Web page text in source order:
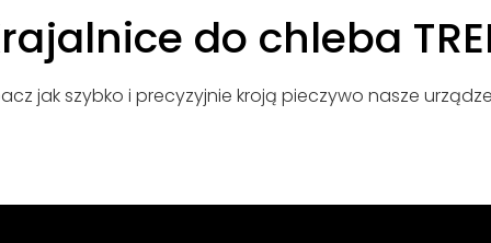
do chleba
jak szybko i precyzyjnie kroją pieczywo nasze